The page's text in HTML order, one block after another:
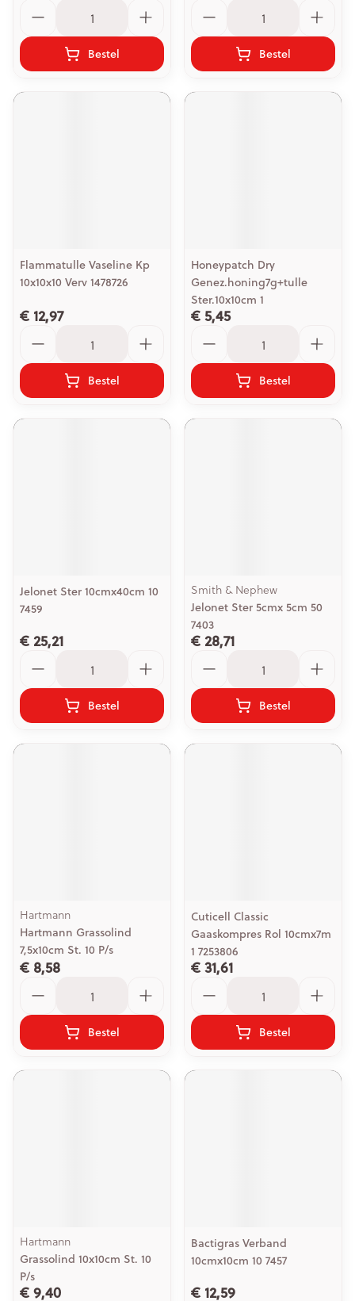
Bestel Bestel
Flammatulle Vaseline Kp
10x10x10 Verv 1478726
€ 12,97
Bestel
Honeypatch Dry
Genez.honing7g+tulle
Ster.10x10cm 1
€ 5,45
Bestel
Jelonet Ster 10cmx40cm 10
7459
€ 25,21
Bestel
Smith & Nephew
Jelonet Ster 5cmx 5cm 50
7403
€ 28,71
Bestel
Hartmann
Hartmann Grassolind
7,5x10cm St. 10 P/s
€ 8,58
Bestel
Cuticell Classic
Gaaskompres Rol 10cmx7m
1 7253806
€ 31,61
Bestel
Hartmann
Grassolind 10x10cm St. 10
P/s
€ 9,40
Bactigras Verband
10cmx10cm 10 7457
€ 12,59